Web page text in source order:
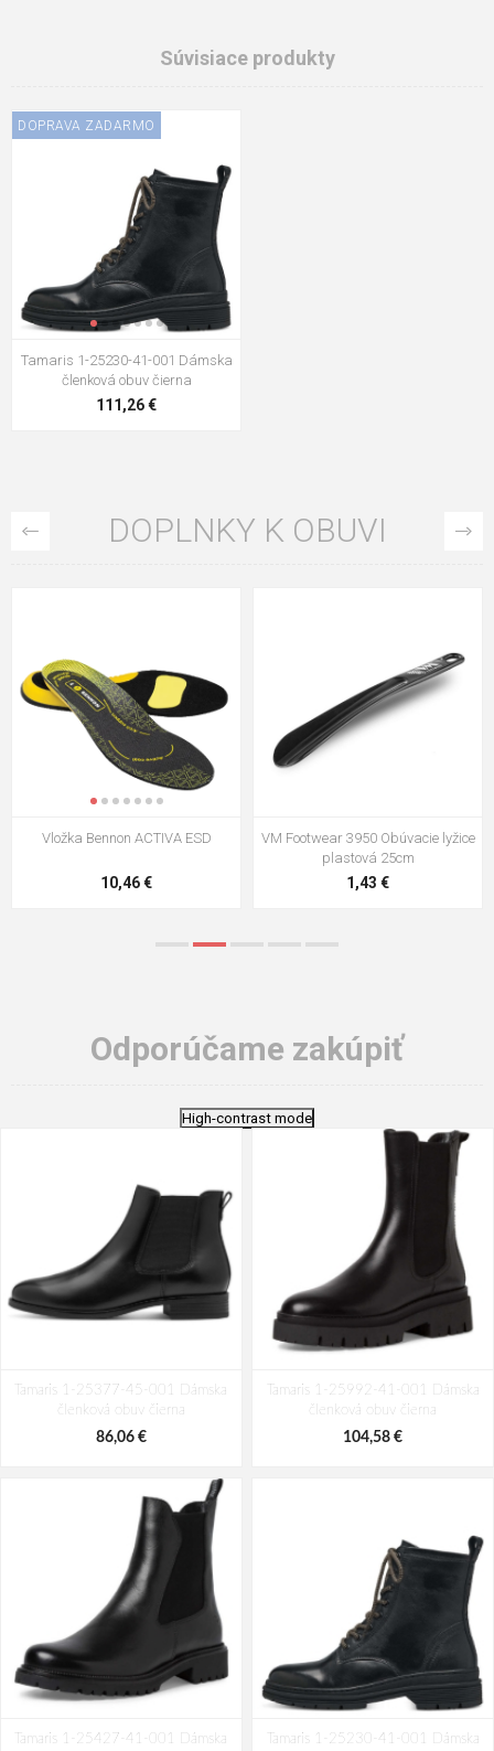
Súvisiace produkty
DOPRAVA ZADARMO
Tamaris 1-25230-41-001 Dámska
členková obuv čierna
111,26 €
DOPLNKY K OBUVI
Vložka Bennon ACTIVA ESD
10,46 €
VM Footwear 3950 Obúvacie lyžice
plastová 25cm
1,43 €
Odporúčame zakúpiť
High-contrast mode
Tamaris 1-25377-45-001 Dámska
členková obuv čierna
86,06 €
Tamaris 1-25992-41-001 Dámska
členková obuv čierna
104,58 €
Tamaris 1-25427-41-001 Dámska
Tamaris 1-25230-41-001 Dámska